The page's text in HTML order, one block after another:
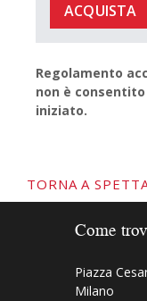
ACQUISTA
Regolamento
non è
iniziato.
TORNA A
Come
Piazza
Milano